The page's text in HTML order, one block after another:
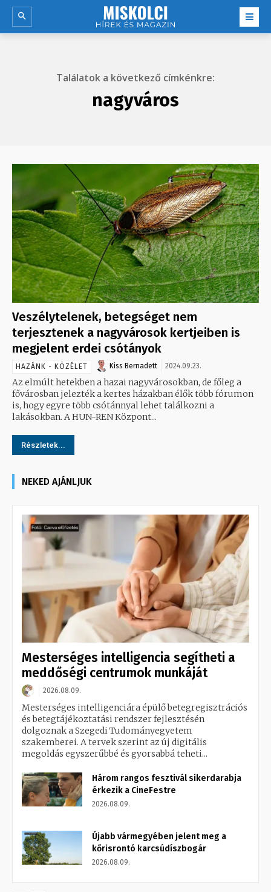
Találatok a következő címkénkre:
nagyváros
Veszélytelenek, betegséget nem
terjesztenek a nagyvárosok kertjeiben is
megjelent erdei csótányok
HAZÁNK - KÖZÉLET Kiss Bernadett 2024.09.23.
Az elmúlt hetekben a hazai nagyvárosokban, de főleg a
fővárosban jelezték a kertes házakban élők több fórumon
is, hogy egyre több csótánnyal lehet találkozni a
lakásokban. A HUN-REN Központ...
Részletek...
NEKED AJÁNLJUK
Mesterséges intelligencia segítheti a
meddőségi centrumok munkáját
2026.08.09.
Mesterséges intelligenciára épülő betegregisztrációs
és betegtájékoztatási rendszer fejlesztésén
dolgoznak a Szegedi Tudományegyetem
szakemberei. A tervek szerint az új digitális
megoldás egyszerűbbé és gyorsabbá teheti...
Három rangos fesztivál sikerdarabja
érkezik a CineFestre
2026.08.09.
Újabb vármegyében jelent meg a
kőrisrontó karcsúdíszbogár
2026.08.09.